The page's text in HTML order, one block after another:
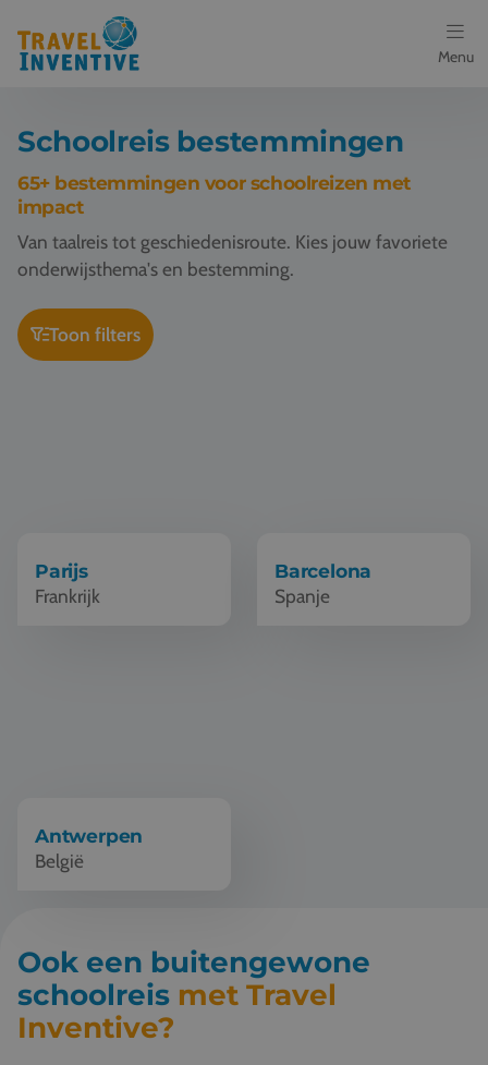
Menu
Bestemmingen
Schoolreis thema's
Voor docenten
Over ons
Een offerte aanvragen
076 522 30 57
Schoolreis bestemmingen
65+ bestemmingen voor schoolreizen met
impact
Van taalreis tot geschiedenisroute. Kies jouw favoriete
onderwijsthema's en bestemming.
Toon filters
Parijs
Frankrijk
Barcelona
Spanje
Antwerpen
België
Ook een buitengewone
schoolreis met Travel
Inventive?